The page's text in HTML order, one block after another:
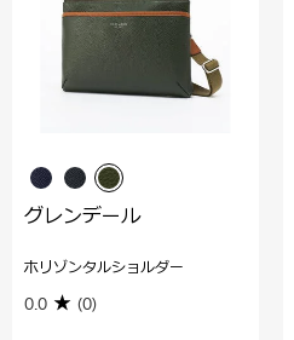
グレンデール
ホリゾンタルショルダー
0.0 (0)